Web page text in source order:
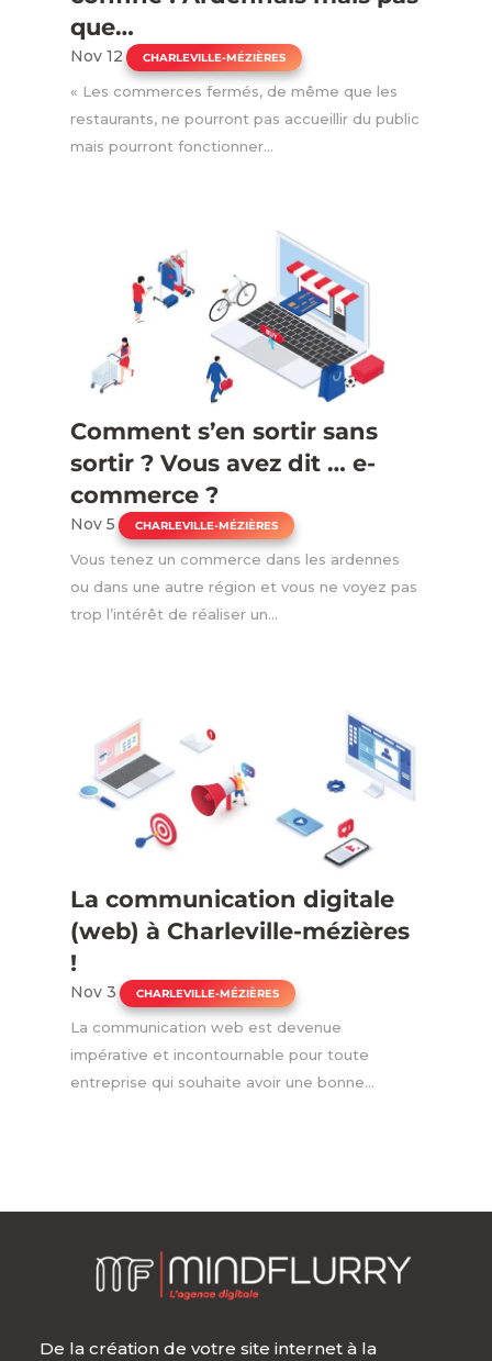
que…
Nov 12 | CHARLEVILLE-MÉZIÈRES
« Les commerces fermés, de même que les
restaurants, ne pourront pas accueillir du public
mais pourront fonctionner...
Comment s’en sortir sans
sortir ? Vous avez dit … e-
commerce ?
Nov 5 | CHARLEVILLE-MÉZIÈRES
Vous tenez un commerce dans les ardennes
ou dans une autre région et vous ne voyez pas
trop l’intérêt de réaliser un...
La communication digitale
(web) à Charleville-mézières
!
Nov 3 | CHARLEVILLE-MÉZIÈRES
La communication web est devenue
impérative et incontournable pour toute
entreprise qui souhaite avoir une bonne...
De la création de votre site internet à la